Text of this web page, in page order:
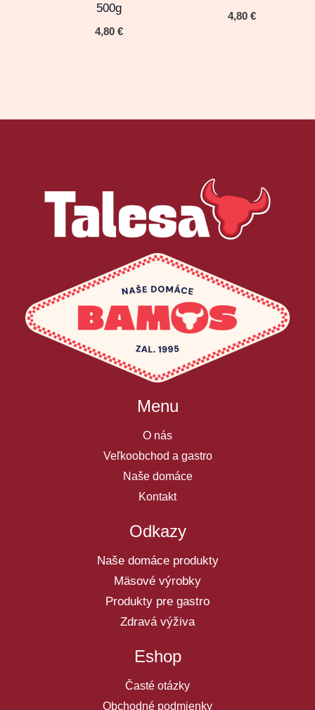
500g
4,80€
4,80 €
Menu
O nás
Veľkoobchod a gastro
Naše domáce
Kontakt
Odkazy
Naše domáce produkty
Mäsové výrobky
Produkty pre gastro
Zdravá výživa
Eshop
Časté otázky
Obchodné podmienky